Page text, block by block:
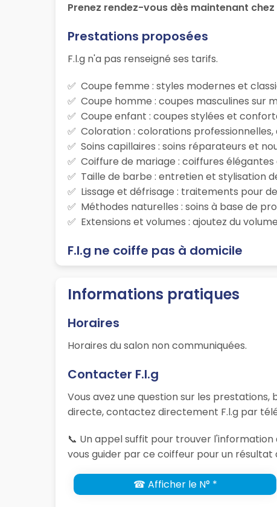
Prenez rendez-vous dès maintenant
Prestations proposées
F.l.g n'a pas renseigné ses tarifs.
Coupe femme : styles modernes et
Coupe homme : coupes masculines sur
Coupe enfant : coupes stylées et
Coloration : colorations
Soins capillaires : soins réparateurs et
Coiffure de mariage : coiffures
Taille de barbe : entretien et stylisation
Lissage et défrisage : traitements pour
Méthodes naturelles : soins à base de
Extensions et volumes : ajoutez du
F.l.g ne coiffe pas à domicile
Informations pratiques
Horaires
Horaires du salon non communiquées.
Contacter F.l.g
Vous avez une question sur les
directe, contactez directement F.l.g par
📞 Un appel suffit pour trouver l'information
vous guider par ce coiffeur pour un
☎ Afficher le N° *